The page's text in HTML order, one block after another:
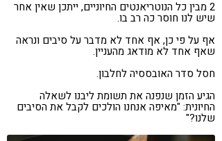
2מבין כל הנוטריאנטים החיוניים, ייתכן שאין אחר
שיש לנו חוסר כה רב בו.
אף על פי כן, אף אחד לא מדבר על סיבים ונראה
שאף אחד לא מודאג מהעניין.
חסל סדר האובססיה לחלבון.
הגיע הזמן שנפנה את תשומת ליבנו לשאלה
החיונית: "מאיפה אנחנו הולכים לקבל את הסיבים
שלנו?"